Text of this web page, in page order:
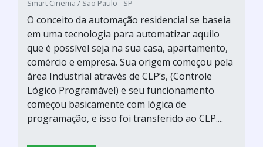
Smart Cinema / São Paulo - SP
O conceito da automação residencial se baseia
em uma tecnologia para automatizar aquilo
que é possível seja na sua casa, apartamento,
comércio e empresa. Sua origem começou pela
área Industrial através de CLP’s, (Controle
Lógico Programável) e seu funcionamento
começou basicamente com lógica de
programação, e isso foi transferido ao CLP....